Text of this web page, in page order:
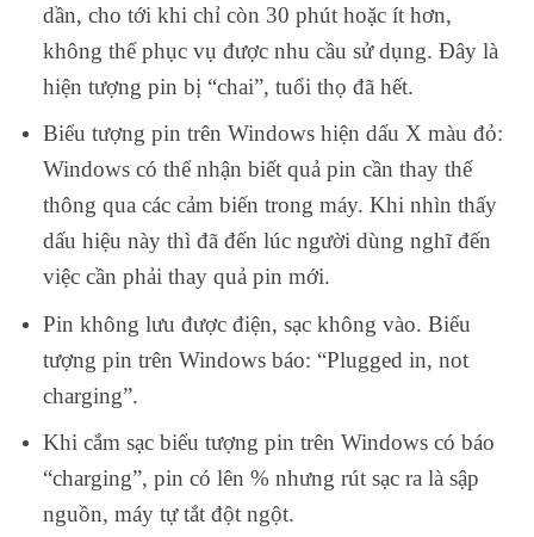
dần, cho tới khi chỉ còn 30 phút hoặc ít hơn,
không thể phục vụ được nhu cầu sử dụng. Đây là
hiện tượng pin bị “chai”, tuổi thọ đã hết.
Biểu tượng pin trên Windows hiện dấu X màu đỏ:
Windows có thể nhận biết quả pin cần thay thế
thông qua các cảm biến trong máy. Khi nhìn thấy
dấu hiệu này thì đã đến lúc người dùng nghĩ đến
việc cần phải thay quả pin mới.
Pin không lưu được điện, sạc không vào. Biểu
tượng pin trên Windows báo: “Plugged in, not
charging”.
Khi cắm sạc biểu tượng pin trên Windows có báo
“charging”, pin có lên % nhưng rút sạc ra là sập
nguồn, máy tự tắt đột ngột.